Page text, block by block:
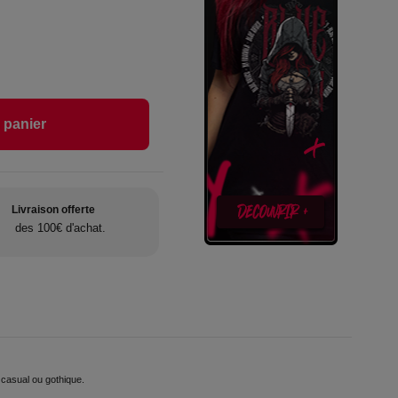
panier
Livraison offerte
des 100€ d'achat.
ou gothique.